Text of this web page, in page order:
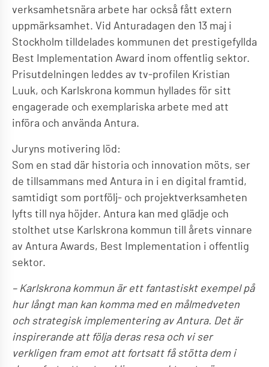
verksamhetsnära arbete har också fått extern
uppmärksamhet. Vid Anturadagen den 13 maj i
Stockholm tilldelades kommunen det prestigefyllda
Best Implementation Award inom offentlig sektor.
Prisutdelningen leddes av tv-profilen Kristian
Luuk, och Karlskrona kommun hyllades för sitt
engagerade och exemplariska arbete med att
införa och använda Antura.
Juryns motivering löd:
Som en stad där historia och innovation möts, ser
de tillsammans med Antura in i en digital framtid,
samtidigt som portfölj- och projektverksamheten
lyfts till nya höjder. Antura kan med glädje och
stolthet utse Karlskrona kommun till årets vinnare
av Antura Awards, Best Implementation i offentlig
sektor.
– Karlskrona kommun är ett fantastiskt exempel på
hur långt man kan komma med en målmedveten
och strategisk implementering av Antura. Det är
inspirerande att följa deras resa och vi ser
verkligen fram emot att fortsatt få stötta dem i